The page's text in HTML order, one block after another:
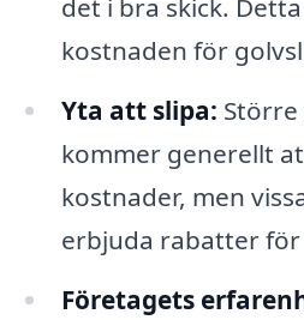
det i bra skick.
kostnaden för
Yta att slipa:
kommer generellt
kostnader, men
erbjuda rabatter
Företagets